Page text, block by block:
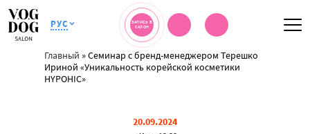
РУС
ЗАПИСЬ В
САЛОН
Главный »Семинар с бренд-менеджером Терешко
Ириной «Уникальность корейской косметики
HYPOHIC»
20.09.2024